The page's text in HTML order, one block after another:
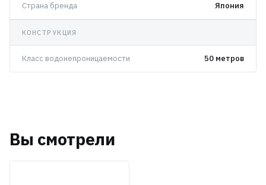
Страна бренда Япония
КОНСТРУКЦИЯ
Класс водонепроницаемости 50 метров
Вы смотрели